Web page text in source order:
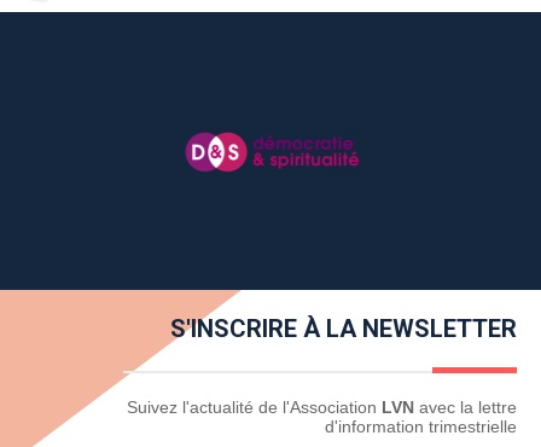
S'INSCRIRE À LA NEWSLETTER
Newsletter Suivez l'actualité de l'Association LVN avec la lettre
d'information trimestrielle